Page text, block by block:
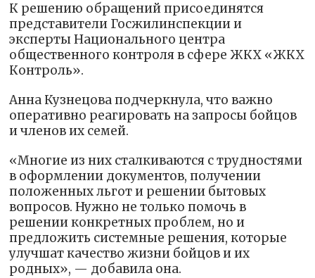
К решению обращений присоединятся
представители Госжилинспекции и
эксперты Национального центра
общественного контроля в сфере ЖКХ «ЖКХ
Контроль».
Анна Кузнецова подчеркнула, что важно
оперативно реагировать на запросы бойцов
и членов их семей.
«Многие из них сталкиваются с трудностями
в оформлении документов, получении
положенных льгот и решении бытовых
вопросов. Нужно не только помочь в
решении конкретных проблем, но и
предложить системные решения, которые
улучшат качество жизни бойцов и их
родных», — добавила она.